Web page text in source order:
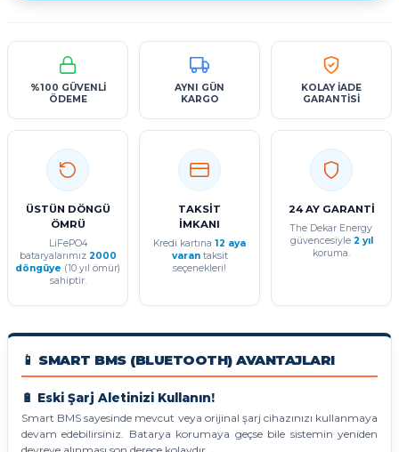
%100 GÜVENLİ
ÖDEME
AYNI GÜN
KARGO
KOLAY İADE
GARANTİSİ
ÜSTÜN DÖNGÜ
ÖMRÜ
LiFePO4
bataryalarımız 2000
döngüye (10 yıl ömür)
sahiptir.
TAKSİT
İMKANI
Kredi kartına 12 aya
varantaksit
seçenekleri!
24 AY GARANTİ
The Dekar Energy
güvencesiyle 2 yıl
koruma.
📱 SMART BMS (BLUETOOTH) AVANTAJLARI
🔋 Eski Şarj Aletinizi Kullanın!
Smart BMS sayesinde mevcut veya orijinal şarj cihazınızı kullanmaya
devam edebilirsiniz. Batarya korumaya geçse bile sistemin yeniden